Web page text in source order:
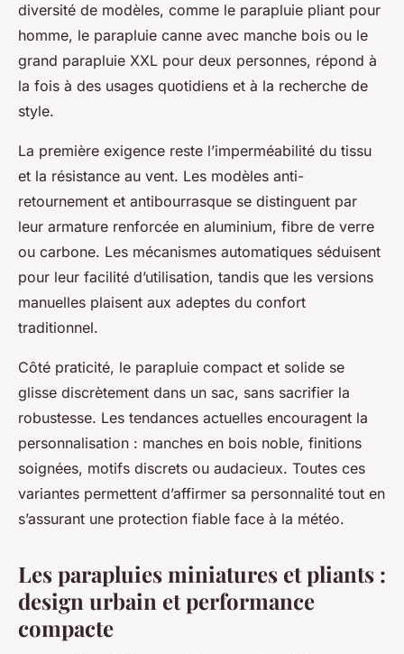
diversité de modèles, comme le parapluie pliant pour
homme, le parapluie canne avec manche bois ou le
grand parapluie XXL pour deux personnes, répond à
la fois à des usages quotidiens et à la recherche de
style.
La première exigence reste l’imperméabilité du tissu
et la résistance au vent. Les modèles anti-
retournement et antibourrasque se distinguent par
leur armature renforcée en aluminium, fibre de verre
ou carbone. Les mécanismes automatiques séduisent
pour leur facilité d’utilisation, tandis que les versions
manuelles plaisent aux adeptes du confort
traditionnel.
Côté praticité, le parapluie compact et solide se
glisse discrètement dans un sac, sans sacrifier la
robustesse. Les tendances actuelles encouragent la
personnalisation : manches en bois noble, finitions
soignées, motifs discrets ou audacieux. Toutes ces
variantes permettent d’affirmer sa personnalité tout en
s’assurant une protection fiable face à la météo.
Les parapluies miniatures et pliants :
design urbain et performance
compacte